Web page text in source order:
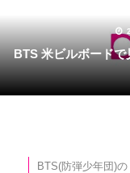
BTS 米ビルボードで見せた’運命の数字’１と7は意図的？ 韓国
BTS(防弾少年団)